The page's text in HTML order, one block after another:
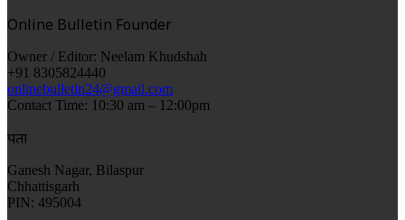
Online Bulletin Founder
Owner / Editor: Neelam Khudshah
+91 8305824440
onlinebulletin24@gmail.com
Contact Time: 10:30 am – 12:00pm
पता
Ganesh Nagar, Bilaspur
Chhattisgarh
PIN: 495004